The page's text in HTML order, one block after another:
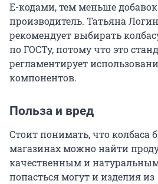
Е-кодами, тем меньше
производитель. Татьяна
рекомендует выбирать
по ГОСТу, потому что это
регламентирует
компонентов.
Польза и вред
Стоит понимать, что колбаса
магазинах можно найти
качественным и
попасться могут и изделия из